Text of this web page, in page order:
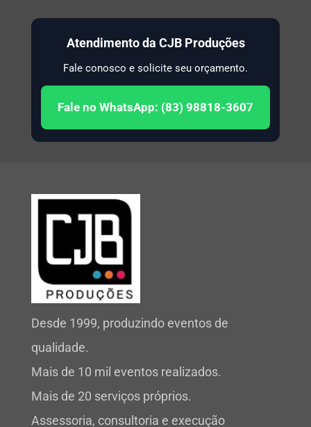
Atendimento da CJB Produções
Fale conosco e solicite seu orçamento.
Fale no WhatsApp: (83) 98818-3607
Desde 1999, produzindo eventos de
qualidade.
Mais de 10 mil eventos realizados.
Mais de 20 serviços próprios.
Assessoria, consultoria e execução